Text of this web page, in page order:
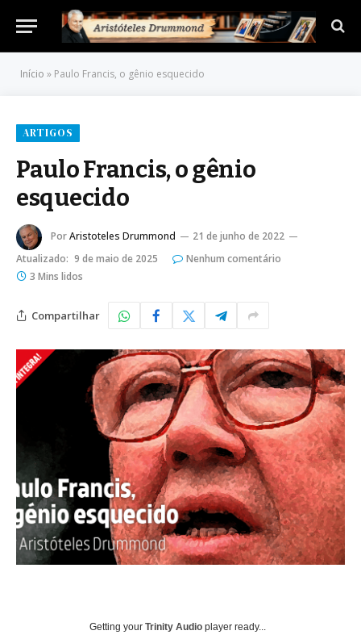
Início » Paulo Francis, o gênio esquecido
ARTIGOS
Paulo Francis, o gênio
esquecido
PorAristoteles Drummond
21 de junho de 2022
Atualizado: 9 de maio de 2025
Nenhum comentário
3 Mins lidos
Compartilhar
Getting your Trinity Audio player ready...